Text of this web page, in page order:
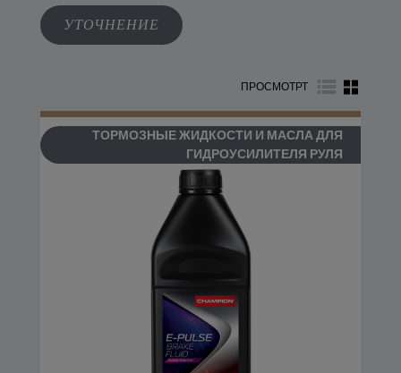
УТОЧНЕНИЕ
ПРОСМОТРТ
ТОРМОЗНЫЕ ЖИДКОСТИ И МАСЛА ДЛЯ
ГИДРОУСИЛИТЕЛЯ РУЛЯ